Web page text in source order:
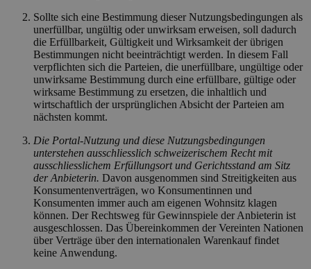
Sollte sich eine Bestimmung dieser Nutzungsbedingungen als
unerfüllbar, ungültig oder unwirksam erweisen, soll dadurch
die Erfüllbarkeit, Gültigkeit und Wirksamkeit der übrigen
Bestimmungen nicht beeinträchtigt werden. In diesem Fall
verpflichten sich die Parteien, die unerfüllbare, ungültige oder
unwirksame Bestimmung durch eine erfüllbare, gültige oder
wirksame Bestimmung zu ersetzen, die inhaltlich und
wirtschaftlich der ursprünglichen Absicht der Parteien am
nächsten kommt.
Die Portal-Nutzung und diese Nutzungsbedingungen
unterstehen ausschliesslich schweizerischem Recht mit
ausschliesslichem Erfüllungsort und Gerichtsstand am Sitz
der Anbieterin. Davon ausgenommen sind Streitigkeiten aus
Konsumentenverträgen, wo Konsumentinnen und
Konsumenten immer auch am eigenen Wohnsitz klagen
können. Der Rechtsweg für Gewinnspiele der Anbieterin ist
ausgeschlossen. Das Übereinkommen der Vereinten Nationen
über Verträge über den internationalen Warenkauf findet
keine Anwendung.